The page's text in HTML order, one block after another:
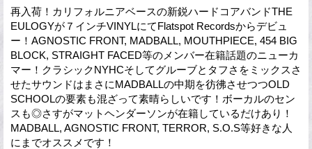
再入荷！カリフォルニアベースの新鋭ハードコアバンドTHE
EULOGYが７インチVINYLにてFlatspot Recordsからデビュ
ー！AGNOSTIC FRONT, MADBALL, MOUTHPIECE, 454 BIG
BLOCK, STRAIGHT FACED等のメンバー在籍話題のニューカ
マー！クラシックNYHCそしてグルーブとタフさをミックスさ
せたサウンドはまさにMADBALLの中期を彷彿させつつOLD
SCHOOLの要素も混ざって素晴らしいです！ボーカルのセン
スも◎さすがマットヘンダーソンが在籍しているだけあり！
MADBALL, AGNOSTIC FRONT, TERROR, S.O.S等好きな人
にまでオススメです！